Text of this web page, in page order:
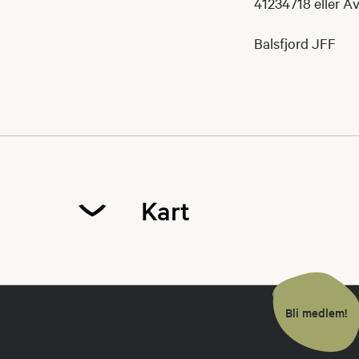
Balsfjord JFF
Kart
Link til kart
Bli medlem!